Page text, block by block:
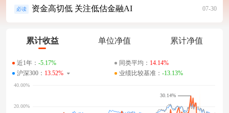
必读 资金高切低 关注低估金融AI 07-30
累计收益 单位净值 累计净值
近1年： -5.17% 同类平均： 14.14%
沪深300： 13.52% 业绩比较基准： -13.13%
30.14%